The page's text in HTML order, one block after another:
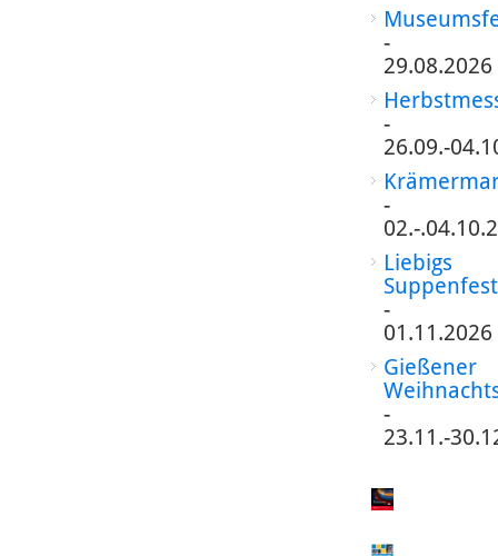
-
29.08.2026
-
26.09.-
-
02.-
Liebigs
Suppenfest
-
01.11.2026
Gießener
-
23.11.-